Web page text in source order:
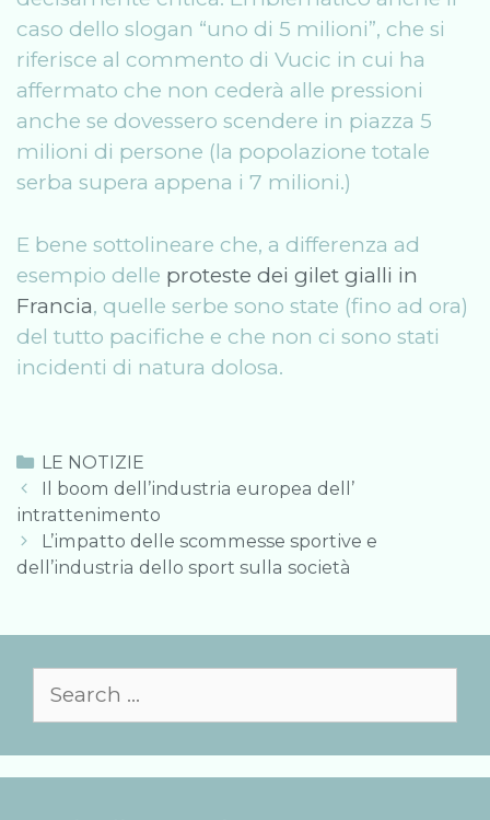
caso dello slogan “uno di 5 milioni”, che si
riferisce al commento di Vucic in cui ha
affermato che non cederà alle pressioni
anche se dovessero scendere in piazza 5
milioni di persone (la popolazione totale
serba supera appena i 7 milioni.)
E bene sottolineare che, a differenza ad
esempio delle proteste dei gilet gialli in
Francia, quelle serbe sono state (fino ad ora)
del tutto pacifiche e che non ci sono stati
incidenti di natura dolosa.
Categories
LE NOTIZIE
Post
navigation
Il boom dell’industria europea dell’
intrattenimento
L’impatto delle scommesse sportive e
dell’industria dello sport sulla società
for: